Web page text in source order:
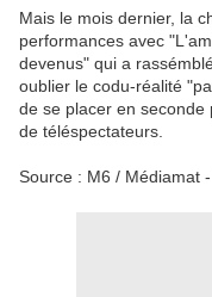
Mais le mois dernier, la
performances avec
devenus" qui a
oublier le codu-réalité
de se placer en seconde
de téléspectateurs.
Source : M6 / Médiamat